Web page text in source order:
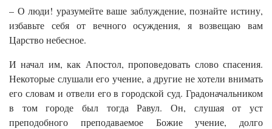
– О люди! уразумейте ваше заблуждение, познайте истину,
избавьте себя от вечного осуждения, я возвещаю вам
Царство небесное.
И начал им, как Апостол, проповедовать слово спасения.
Некоторые слушали его учение, а другие не хотели внимать
его словам и отвели его в городской суд. Градоначальником
в том городе был тогда Равул. Он, слушая от уст
преподобного преподаваемое Божие учение, долго